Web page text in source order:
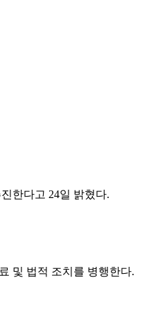
한다고 24일 밝혔다.
및 법적 조치를 병행한다.